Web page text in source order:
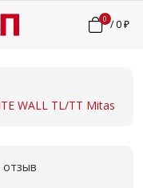
0 /0 ₽
WALL TL/TT Mitas
отзыв